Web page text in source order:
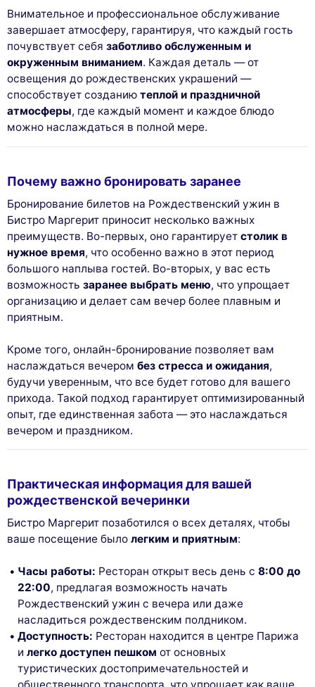
Внимательное и профессиональное обслуживание
завершает атмосферу, гарантируя, что каждый гость
почувствует себя заботливо обслуженным и
окруженным вниманием. Каждая деталь — от
освещения до рождественских украшений —
способствует созданию теплой и праздничной
атмосферы, где каждый момент и каждое блюдо
можно наслаждаться в полной мере.
Почему важно бронировать заранее
Бронирование билетов на Рождественский ужин в
Бистро Маргерит приносит несколько важных
преимуществ. Во-первых, оно гарантирует столик в
нужное время, что особенно важно в этот период
большого наплыва гостей. Во-вторых, у вас есть
возможность заранее выбрать меню, что упрощает
организацию и делает сам вечер более плавным и
приятным.
Кроме того, онлайн-бронирование позволяет вам
наслаждаться вечером без стресса и ожидания,
будучи уверенным, что все будет готово для вашего
прихода. Такой подход гарантирует оптимизированный
опыт, где единственная забота — это наслаждаться
вечером и праздником.
Практическая информация для вашей
рождественской вечеринки
Бистро Маргерит позаботился о всех деталях, чтобы
ваше посещение было легким и приятным:
Часы работы: Ресторан открыт весь день с8:00 до
22:00, предлагая возможность начать
Рождественский ужин с вечера или даже
насладиться рождественским полдником.
Доступность: Ресторан находится в центре Парижа
илегко доступен пешком от основных
туристических достопримечательностей и